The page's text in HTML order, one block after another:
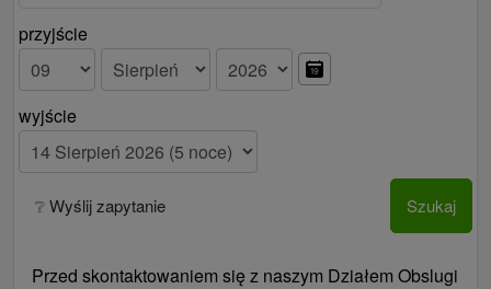
być dostarczone do apartamentu.
Istnieje możliwość przedłużenia pobytu.
przyjście
wyjście
❔ Wyślij zapytanie Szukaj
Przed skontaktowaniem się z naszym Działem Obslugi